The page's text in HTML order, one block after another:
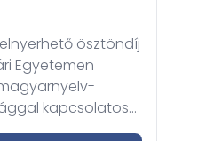
ösztöndíj
Egyetemen
kapcsolatos
és